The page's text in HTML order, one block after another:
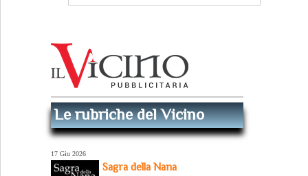
Le rubriche del Vicino
17 Giu 2026
Sagra della Nana